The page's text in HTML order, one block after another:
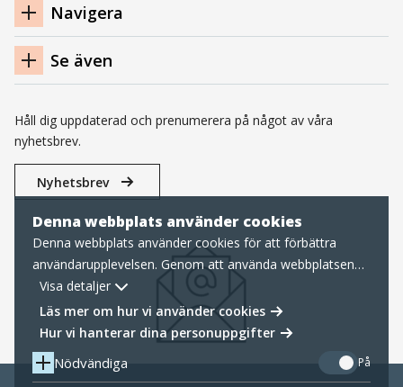
Denna webbplats använder cookies
Denna webbplats använder cookies för att förbättra
användarupplevelsen. Genom att använda webbplatsen
samtycker du till nödvändiga cookies, läs mer nedan om
hur vi hanterar cookies samt personuppgifter.
Visa detaljer
Läs mer om hur vi använder cookies
Hur vi hanterar dina personuppgifter
Nödvändiga På
Navigera
Se även
Håll dig uppdaterad och prenumerera på något av våra
nyhetsbrev.
Nyhetsbrev